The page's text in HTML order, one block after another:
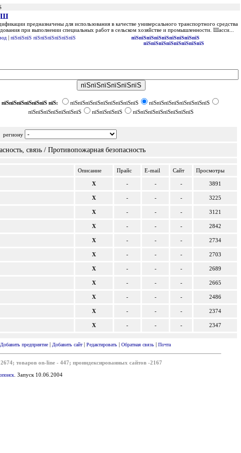
предназначены для использования в качестве универсального транспортного средства
при выполнении специальных работ в сельском хозяйстве и промышленности. Шасси...
| пїЅпїЅпїЅ пїЅпїЅпїЅпїЅпїЅпїЅ
пїЅпїЅпїЅпїЅпїЅпїЅпїЅпїЅпїЅ
пїЅпїЅпїЅпїЅпїЅпїЅпїЅпїЅ
пїЅпїЅпїЅпїЅпїЅпїЅ пїЅ: пїЅпїЅпїЅпїЅпїЅпїЅпїЅпїЅпїЅ
пїЅпїЅпїЅпїЅпїЅпїЅпїЅпїЅ
пїЅпїЅпїЅпїЅпїЅпїЅпїЅ
пїЅпїЅпїЅпїЅ пїЅпїЅпїЅпїЅпїЅпїЅпїЅпїЅ
региону
связь / Противопожарная безопасность
Описание Прайc E-mail Сайт Просмотры
X - - - 3891
X - - - 3225
X - - - 3121
X - - - 2842
X - - - 2734
X - - - 2703
X - - - 2689
X - - - 2665
X - - - 2486
X - - - 2374
X - - - 2347
Добавить предприятие | Добавить сайт| Редактировать | Обратная связь | Почта
товаров on-line - 447; проиндексированных сайтов -2167
. Запуск 10.06.2004